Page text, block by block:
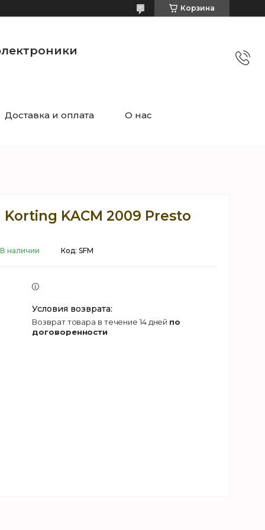
Корзина
Доставка и оплата О нас
KACM 2009 Presto
В наличии Код: SFM
возврат товара в течение 14 дней по
договоренности